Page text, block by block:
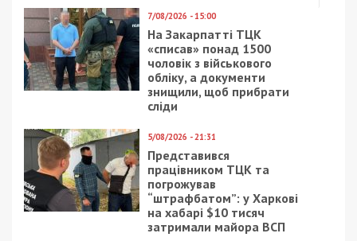
23/04/2020 - 11:14
Днепрянам показали,
как идет
строительство метро:
фото
6/09/2017 - 11:47
Какие решения примут
на первой осенней
сессии Днепровского
горсовета